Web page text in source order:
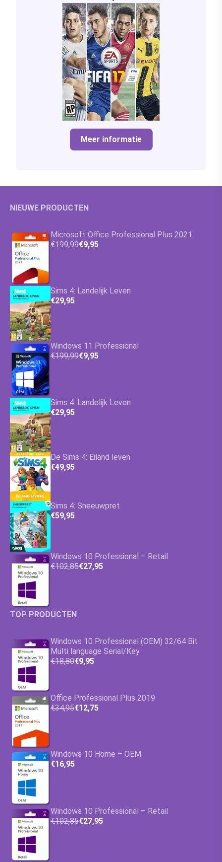
Meer informatie
NIEUWE PRODUCTEN
Microsoft Office Professional Plus 2021
€199,99€9,95
Sims 4: Landelijk Leven
€29,95
Windows 11 Professional
€199,99€9,95
Sims 4: Landelijk Leven
€29,95
De Sims 4: Eiland leven
€49,95
Sims 4: Sneeuwpret
€59,95
Windows 10 Professional – Retail
€102,85€27,95
TOP PRODUCTEN
Windows 10 Professional (OEM) 32/64 Bit
Multi language Serial/Key
€18,80€9,95
Office Professional Plus 2019
€34,95€12,75
Windows 10 Home – OEM
€16,95
Windows 10 Professional – Retail
€102,85€27,95